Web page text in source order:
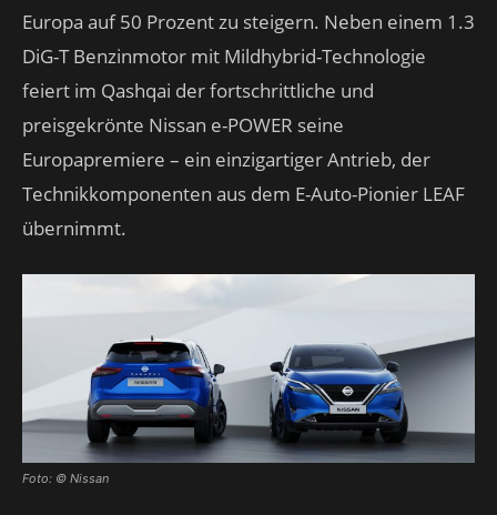
Europa auf 50 Prozent zu steigern. Neben einem 1.3
DiG-T Benzinmotor mit Mildhybrid-Technologie
feiert im Qashqai der fortschrittliche und
preisgekrönte Nissan e-POWER seine
Europapremiere – ein einzigartiger Antrieb, der
Technikkomponenten aus dem E-Auto-Pionier LEAF
übernimmt.
Foto: © Nissan